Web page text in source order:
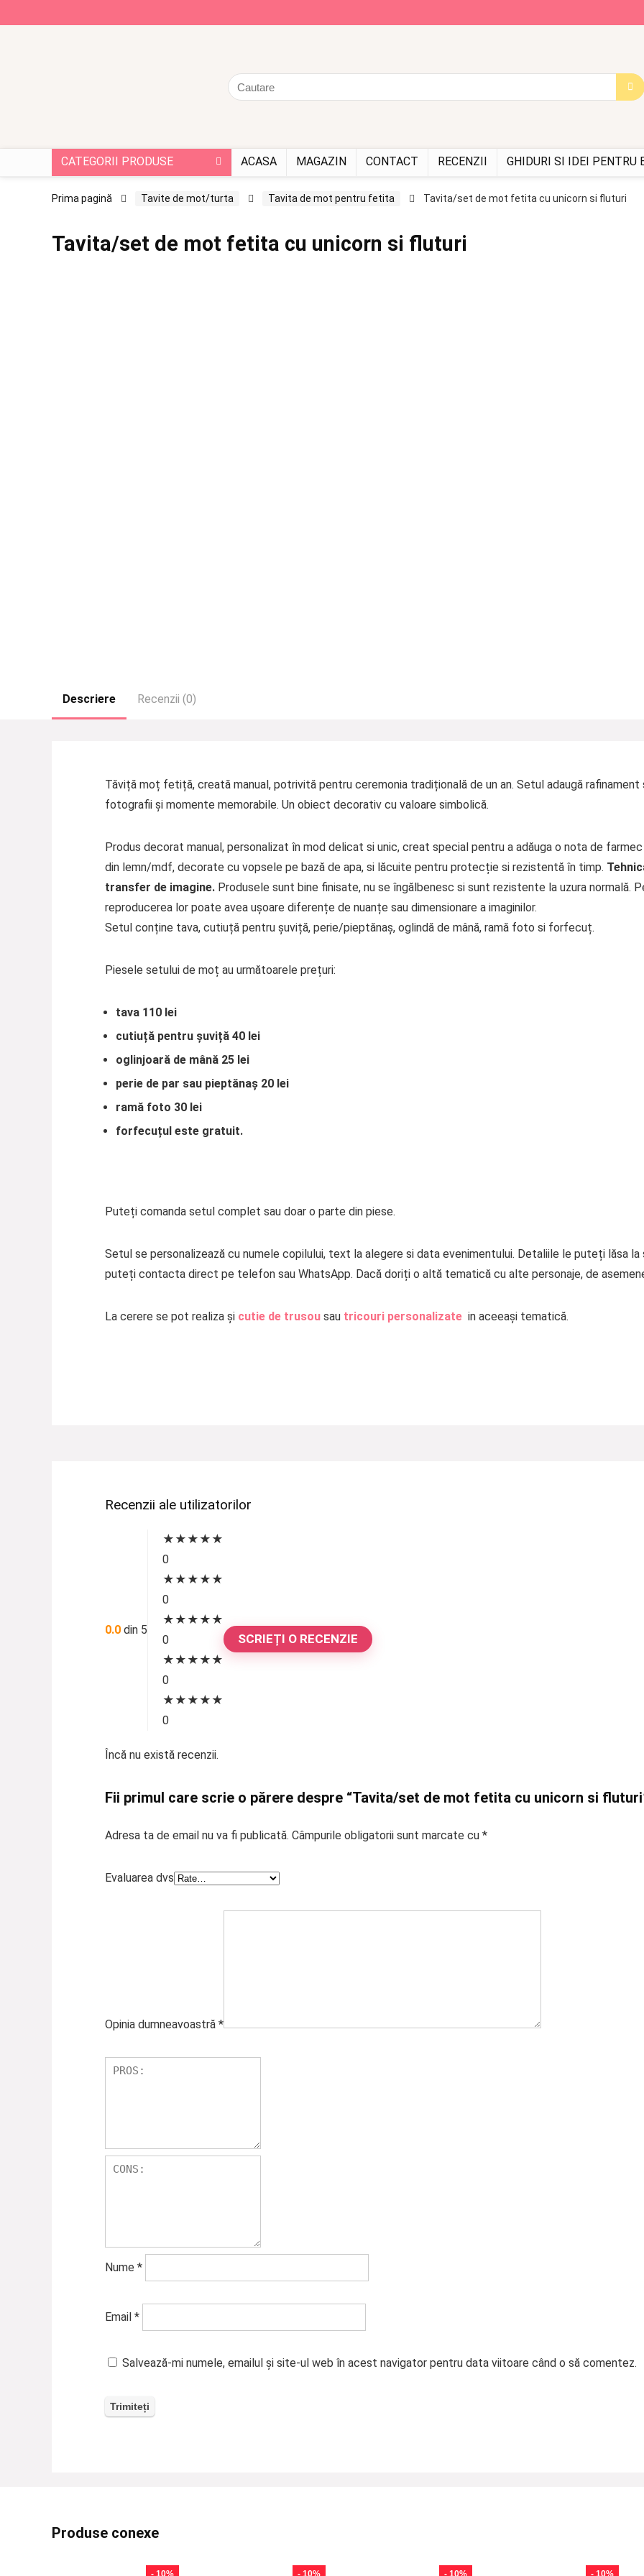
CATEGORII PRODUSE ACASA MAGAZIN CONTACT RECENZII GHIDURI SI IDEI PENTRU
Prima pagină Tavite de mot/turta Tavita de mot pentru fetita Tavita/set de mot fetita cu unicorn si fluturi
Tavita/set de mot fetita cu unicorn si fluturi
Descriere Recenzii (0)
Tăviță moț fetiță, creată manual, potrivită pentru ceremonia tradițională de un an. Setul adaugă
fotografii și momente memorabile. Un obiect decorativ cu valoare simbolică.
Produs decorat manual, personalizat în mod delicat si unic, creat special pentru a adăuga o nota de
din lemn/mdf, decorate cu vopsele pe bază de apa, si lăcuite pentru protecție si rezistentă în timp.
transfer de imagine.Produsele sunt bine finisate, nu se îngălbenesc si sunt rezistente la uzura normală.
reproducerea lor poate avea ușoare diferențe de nuanțe sau dimensionare a imaginilor.
Setul conține tava, cutiuță pentru șuviță, perie/pieptănaș, oglindă de mână, ramă foto si forfecuț.
Piesele setului de moț au următoarele prețuri:
tava 110 lei
cutiuță pentru șuviță 40 lei
oglinjoară de mână 25 lei
perie de par sau pieptănaș 20 lei
ramă foto 30 lei
forfecuțul este gratuit.
Puteți comanda setul complet sau doar o parte din piese.
Setul se personalizează cu numele copilului, text la alegere si data evenimentului. Detaliile le puteți lăsa la
puteți contacta direct pe telefon sau WhatsApp. Dacă doriți o altă tematică cu alte personaje, de
La cerere se pot realiza șicutie de trusousau tricouri personalizate in aceeași tematică.
Recenzii ale utilizatorilor
0.0 din 5
★ ★ ★ ★ ★
0
★ ★ ★ ★ ★
0
★ ★ ★ ★ ★
0
★ ★ ★ ★ ★
0
★ ★ ★ ★ ★
0
SCRIEȚI O RECENZIE
Încă nu există recenzii.
Fii primul care scrie o părere despre “Tavita/set de mot fetita cu unicorn si
Adresa ta de email nu va fi publicată. Câmpurile obligatorii sunt marcate cu *
Evaluarea dvs
Opinia dumneavoastră *
Nume *
Email *
Salvează-mi numele, emailul și site-ul web în acest navigator pentru data viitoare când o să comentez.
Produse conexe
- 10% - 10% - 10% - 10%